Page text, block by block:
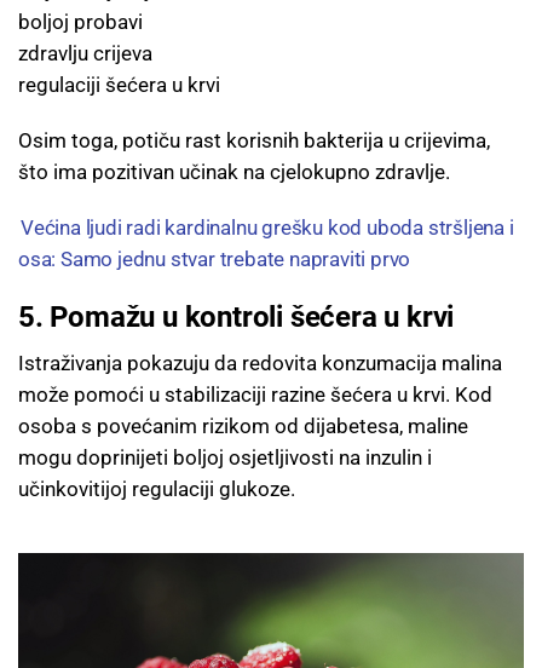
boljoj probavi
zdravlju crijeva
regulaciji šećera u krvi
Osim toga, potiču rast korisnih bakterija u crijevima,
što ima pozitivan učinak na cjelokupno zdravlje.
Većina ljudi radi kardinalnu grešku kod uboda stršljena i
osa: Samo jednu stvar trebate napraviti prvo
5. Pomažu u kontroli šećera u krvi
Istraživanja pokazuju da redovita konzumacija malina
može pomoći u stabilizaciji razine šećera u krvi. Kod
osoba s povećanim rizikom od dijabetesa, maline
mogu doprinijeti boljoj osjetljivosti na inzulin i
učinkovitijoj regulaciji glukoze.